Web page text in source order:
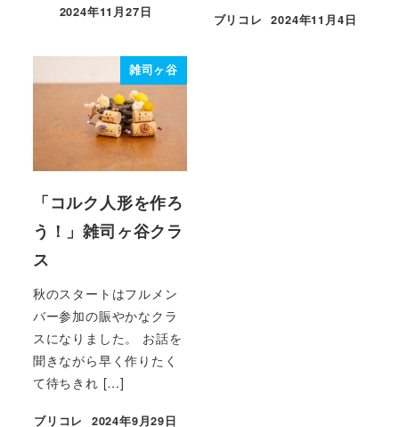
投稿日
2024年11月27日 ブリコレ
投稿日
2024年11月4日
雑司ヶ谷
「コルク人形を作ろ
う！」雑司ヶ谷クラ
ス
秋のスタートはフルメン
バー参加の賑やかなクラ
スになりました。 お話を
聞きながら早く作りたく
て待ちきれ […]
ブリコレ 2024年9月29日